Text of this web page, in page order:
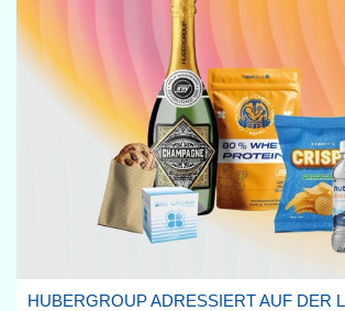
HUBERGROUP ADRESSIERT AUF DER